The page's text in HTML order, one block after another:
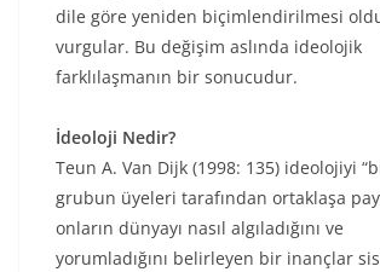
dile göre yeniden biçimlendirilmesi
vurgular. Bu değişim aslında ideolojik
farklılaşmanın bir sonucudur.
İdeoloji Nedir?
Teun A. Van Dijk (1998: 135) ideolojiyi
grubun üyeleri tarafından ortaklaşa
onların dünyayı nasıl algıladığını ve
yorumladığını belirleyen bir inançlar